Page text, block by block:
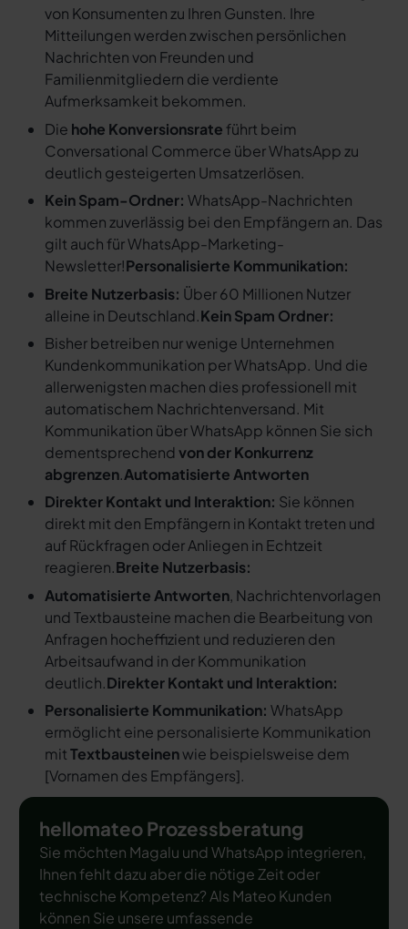
von Konsumenten zu Ihren Gunsten. Ihre
Mitteilungen werden zwischen persönlichen
Nachrichten von Freunden und
Familienmitgliedern die verdiente
Aufmerksamkeit bekommen.
Die hohe Konversionsrate führt beim
Conversational Commerce über WhatsApp zu
deutlich gesteigerten Umsatzerlösen.
Kein Spam-Ordner: WhatsApp-Nachrichten
kommen zuverlässig bei den Empfängern an. Das
gilt auch für WhatsApp-Marketing-
Newsletter!Personalisierte Kommunikation:
Breite Nutzerbasis: Über 60 Millionen Nutzer
alleine in Deutschland.Kein Spam Ordner:
Bisher betreiben nur wenige Unternehmen
Kundenkommunikation per WhatsApp. Und die
allerwenigsten machen dies professionell mit
automatischem Nachrichtenversand. Mit
Kommunikation über WhatsApp können Sie sich
dementsprechendvon der Konkurrenz
abgrenzen.Automatisierte Antworten
Direkter Kontakt und Interaktion: Sie können
direkt mit den Empfängern in Kontakt treten und
auf Rückfragen oder Anliegen in Echtzeit
reagieren.Breite Nutzerbasis:
Automatisierte Antworten, Nachrichtenvorlagen
und Textbausteine machen die Bearbeitung von
Anfragen hocheffizient und reduzieren den
Arbeitsaufwand in der Kommunikation
deutlich.Direkter Kontakt und Interaktion:
Personalisierte Kommunikation: WhatsApp
ermöglicht eine personalisierte Kommunikation
mitTextbausteinenwie beispielsweise dem
[Vornamen des Empfängers].
hellomateo Prozessberatung
Sie möchten Magalu und WhatsApp integrieren,
Ihnen fehlt dazu aber die nötige Zeit oder
technische Kompetenz? Als Mateo Kunden
können Sie unsere umfassende